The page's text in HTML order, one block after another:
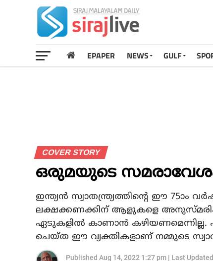
EPAPER NEWS GULF
COVER STORY
ഒരുമയുടെ
ഇന്ത്യൻ സ്വാതന്ത്ര്യത്തിന്റെ ഈ 75ാം
ലക്ഷക്കണക്കിന് ആളുകളെ
ഏടുകളിൽ കാണാൻ കഴിയണമെന്നില്ല.
ചെയ്ത ഈ വ്യക്തികളാണ് നമ്മുടെ
Published Aug 14, 2022 1:27 pm | Last Updated